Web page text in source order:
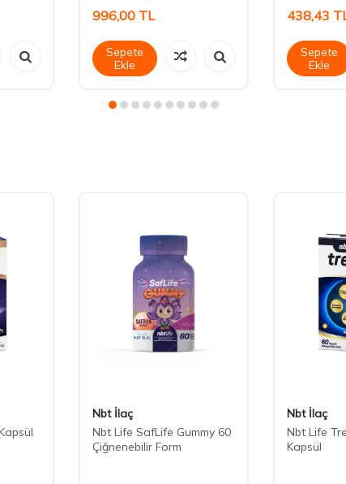
996,00 TL
Sepete
Ekle
438,43
Sepete
Ekle
Nbt İlaç
Nbt Life SafLife Gummy 60
Çiğnenebilir Form
Nbt İlaç
Nbt Life
Kapsül